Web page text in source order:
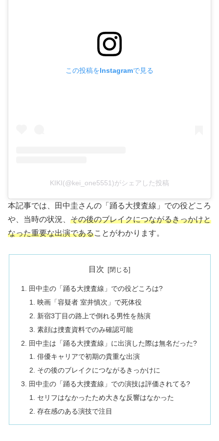
この投稿をInstagramで見る
KIKI(@kei_one5551)がシェアした投稿
本記事では、田中圭さんの「踊る大捜査線」での役どころ
や、当時の状況、 その後のブレイクにつながるきっかけと
なった重要な出演であることがわかります。
目次
田中圭の「踊る大捜査線」での役どころは?
映画「容疑者 室井慎次」で死体役
新宿3丁目の路上で倒れる男性を熱演
素顔は捜査資料でのみ確認可能
田中圭は「踊る大捜査線」に出演した際は無名だった?
俳優キャリアで初期の貴重な出演
その後のブレイクにつながるきっかけに
田中圭の「踊る大捜査線」での演技は評価されてる?
セリフはなかったため大きな反響はなかった
存在感のある演技で注目